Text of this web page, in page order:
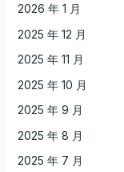
2026 年 1 月
2025 年 12 月
2025 年 11 月
2025 年 10 月
2025 年 9 月
2025 年 8 月
2025 年 7 月